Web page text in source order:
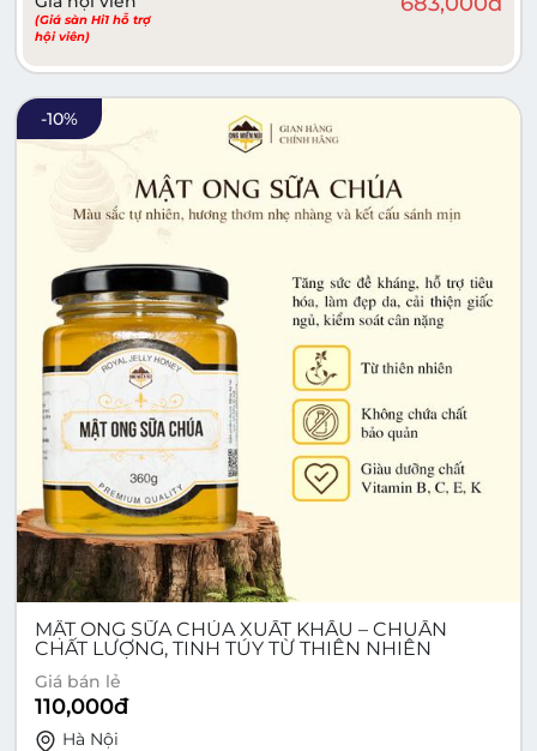
(Giá sàn Hi1 hỗ trợ
hội viên)
-10%
MẬT ONG SỮA CHÚA XUẤT KHẨU – CHUẨN
CHẤT LƯỢNG, TINH TÚY TỪ THIÊN NHIÊN
Giá bán lẻ
110,000đ
Hà Nội